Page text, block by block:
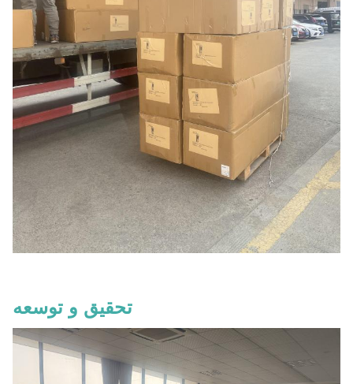
تحقیق و توسعه